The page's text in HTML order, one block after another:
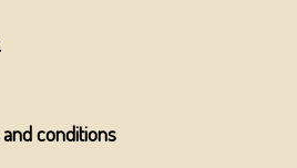
conditions